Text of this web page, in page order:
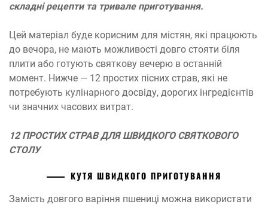
складні рецепти та тривале приготування.
Цей матеріал буде корисним для містян, які працюють
до вечора, не мають можливості довго стояти біля
плити або готують святкову вечерю в останній
момент. Нижче — 12 простих пісних страв, які не
потребують кулінарного досвіду, дорогих інгредієнтів
чи значних часових витрат.
12 ПРОСТИХ СТРАВ ДЛЯ ШВИДКОГО СВЯТКОВОГО
СТОЛУ
КУТЯ ШВИДКОГО ПРИГОТУВАННЯ
Замість довгого варіння пшениці можна використати